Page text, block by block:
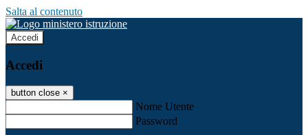
Salta al contenuto
Accedi
Accedi
button close ×
Nome Utente
Password